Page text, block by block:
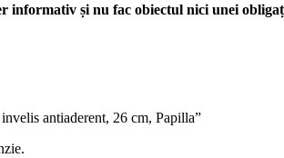
informativ și nu fac obiectul nici unei
antiaderent, 26 cm, Papilla”